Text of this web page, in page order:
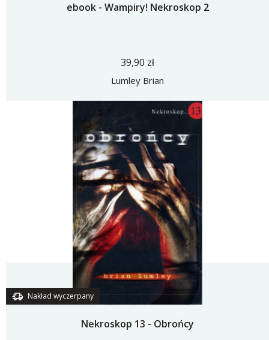
ebook - Wampiry! Nekroskop 2
39,90 zł
Lumley Brian
Nakład wyczerpany
Nekroskop 13 - Obrońcy